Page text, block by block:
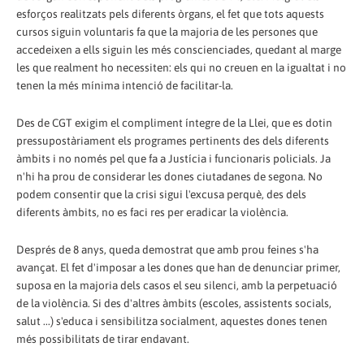
esforços realitzats pels diferents òrgans, el fet que tots aquests
cursos siguin voluntaris fa que la majoria de les persones que
accedeixen a ells siguin les més conscienciades, quedant al marge
les que realment ho necessiten: els qui no creuen en la igualtat i no
tenen la més mínima intenció de facilitar-la.
Des de CGT exigim el compliment íntegre de la Llei, que es dotin
pressupostàriament els programes pertinents des dels diferents
àmbits i no només pel que fa a Justícia i funcionaris policials. Ja
n'hi ha prou de considerar les dones ciutadanes de segona. No
podem consentir que la crisi sigui l'excusa perquè, des dels
diferents àmbits, no es faci res per eradicar la violència.
Després de 8 anys, queda demostrat que amb prou feines s'ha
avançat. El fet d'imposar a les dones que han de denunciar primer,
suposa en la majoria dels casos el seu silenci, amb la perpetuació
de la violència. Si des d'altres àmbits (escoles, assistents socials,
salut ...) s'educa i sensibilitza socialment, aquestes dones tenen
més possibilitats de tirar endavant.